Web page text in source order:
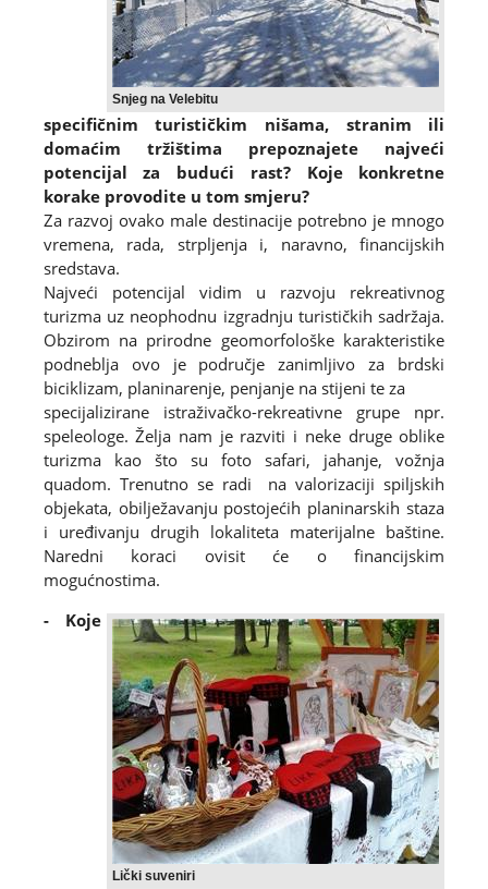
Snjeg na Velebitu
specifičnim turističkim nišama, stranim ili
domaćim tržištima prepoznajete najveći
potencijal za budući rast? Koje konkretne
korake provodite u tom smjeru?
Za razvoj ovako male destinacije potrebno je mnogo
vremena, rada, strpljenja i, naravno, financijskih
sredstava.
Najveći potencijal vidim u razvoju rekreativnog
turizma uz neophodnu izgradnju turističkih sadržaja.
Obzirom na prirodne geomorfološke karakteristike
podneblja ovo je područje zanimljivo za brdski
biciklizam, planinarenje, penjanje na stijeni te za
specijalizirane istraživačko-rekreativne grupe npr.
speleologe. Želja nam je razviti i neke druge oblike
turizma kao što su foto safari, jahanje, vožnja
quadom. Trenutno se radi na valorizaciji spiljskih
objekata, obilježavanju postojećih planinarskih staza
i uređivanju drugih lokaliteta materijalne baštine.
Naredni koraci ovisit će o financijskim
mogućnostima.
Lički suveniri
- Koje